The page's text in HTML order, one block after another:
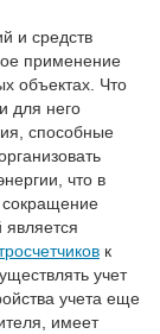
и средств
применение
объектах. Что
для него
способные
что в
сокращение
к
учет
учета еще
имеет